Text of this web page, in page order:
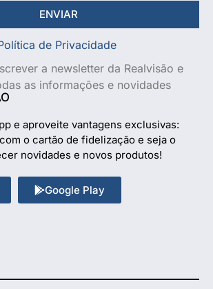
de Privacidade
a newsletter da Realvisão e
as informações e novidades
ENVIAR
e aproveite vantagens exclusivas:
o cartão de fidelização e seja o
novidades e novos produtos!
Google Play